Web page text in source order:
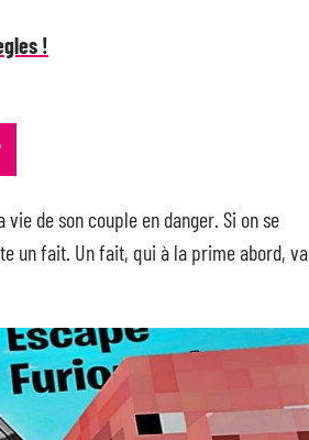
!
de son couple en danger. Si on se
un fait. Un fait, qui à la prime abord, va